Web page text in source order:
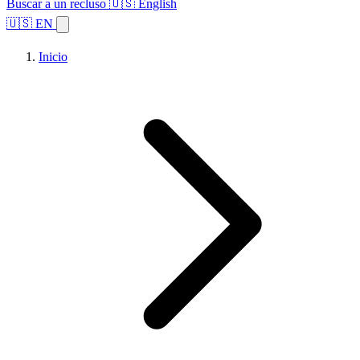
Buscar a un recluso 🇺🇸 English
🇺🇸 EN
Inicio